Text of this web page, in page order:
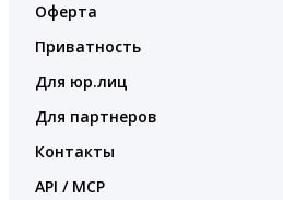
Оферта
Приватность
Для юр.лиц
Для партнеров
Контакты
API / MCP